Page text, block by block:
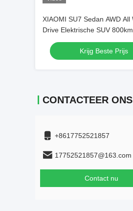
XIAOMI SU7 Sedan AWD All
Drive Elektrische SUV 800km
PS 495kw/838nm R19
Krijg Beste Prijs
CONTACTEER ONS
+8617752521857
17752521857@163.com
Contact nu